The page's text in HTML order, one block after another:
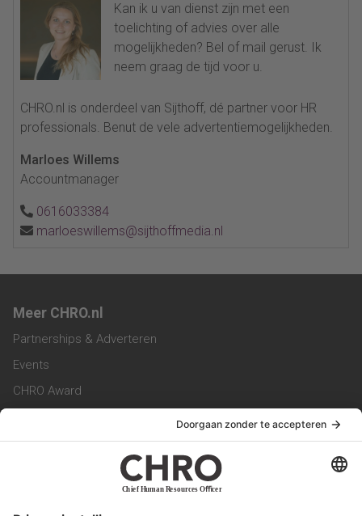
Kan ik u van dienst zijn met een
toelichting of advies over alle
mogelijkheden? Bel of mail gerust. Ik
neem graag de tijd voor u.
CHRO.nl is onderdeel van Sijthoff, dé partner voor HR
professionals. Benut de vele advertentiemogelijkheden.
Marloes Willems
Accountmanager
0616033384
marloeswillems@sijthoffmedia.nl
Meer CHRO.nl
Partnerships & Adverteren
Events
CHRO Award
CHRO Magazine
Service & Contact